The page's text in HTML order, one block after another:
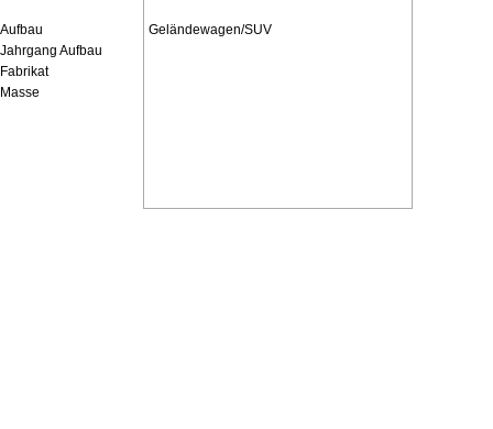
Aufbau
Geländewagen/SUV
Jahrgang Aufbau
Fabrikat
Masse